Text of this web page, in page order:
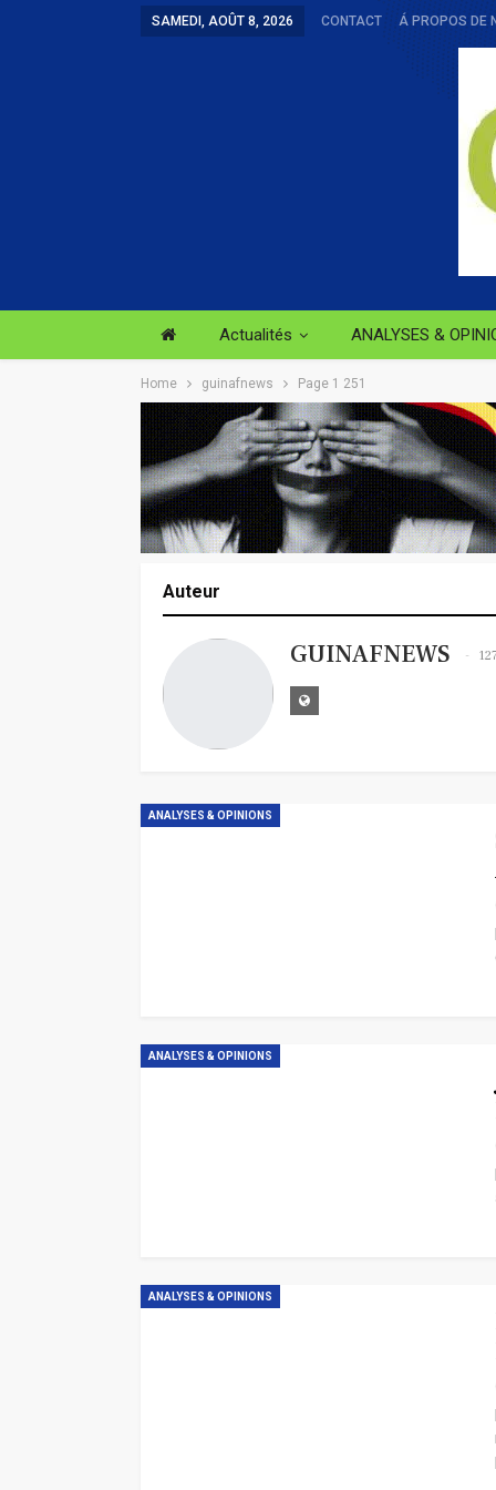
SAMEDI, AOÛT 8, 2026 CONTACT Á PROPOS DE
Actualités ANALYSES &
Home guinafnews Page 1 251
Auteur
GUINAFNEWS
ANALYSES & OPINIONS
ANALYSES & OPINIONS
ANALYSES & OPINIONS